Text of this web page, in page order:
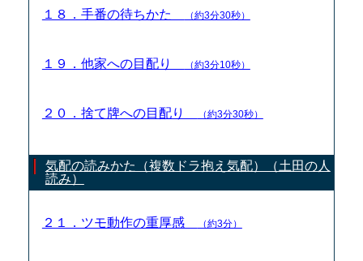
１８．手番の待ちかた （約3分30秒）
１９．他家への目配り （約3分10秒）
２０．捨て牌への目配り （約3分30秒）
気配の読みかた（複数ドラ抱え気配）（土田の人
読み）
２１．ツモ動作の重厚感 （約3分）